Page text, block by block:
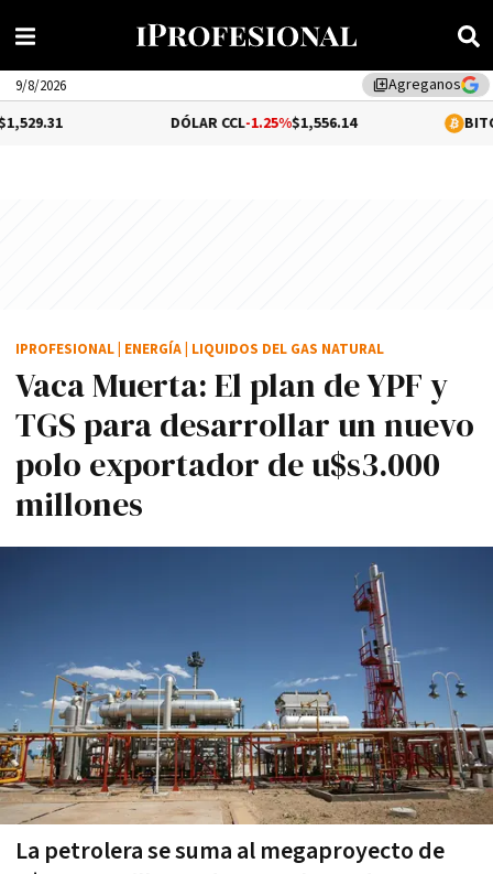
library_addAgreganos
9/8/2026
-1.25%$1,556.14 -0.1%
Vaca Muerta: El plan de YPF y
TGS para desarrollar un nuevo
polo exportador de u$s3.000
millones
La petrolera se suma al megaproyecto de
IPROFESIONAL ENERGÍA LIQUIDOS DEL GAS NATURAL